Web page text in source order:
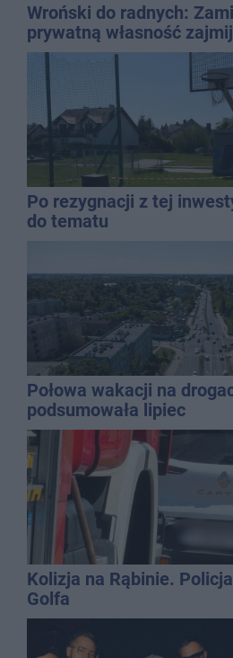
Wroński do radnych:
prywatną własność
gospodarką
Po rezygnacji z tej
do tematu
Połowa wakacji na
podsumowała lipiec
Kolizja na Rąbinie.
Golfa